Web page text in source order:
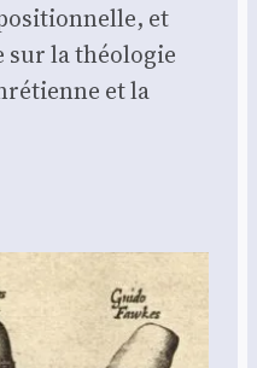
et
sur la théologie
et la